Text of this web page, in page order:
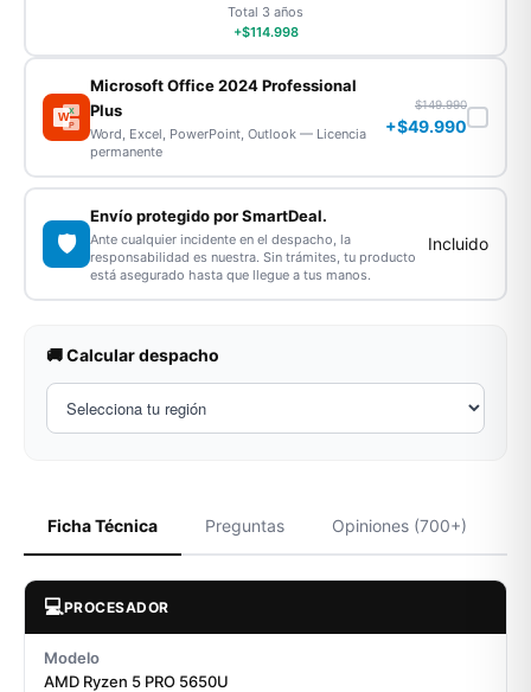
Total 3 años
+$114.998
WX
P
Microsoft Office 2024 Professional
Plus
Word, Excel, PowerPoint, Outlook — Licencia
permanente
$149.990
+$49.990
🛡️
Envío protegido por SmartDeal.
Ante cualquier incidente en el despacho, la
responsabilidad es nuestra. Sin trámites, tu producto
está asegurado hasta que llegue a tus manos.
Incluido
🚚 Calcular despacho
Ficha Técnica Preguntas Opiniones (700+)
💻PROCESADOR
Modelo
AMD Ryzen 5 PRO 5650U